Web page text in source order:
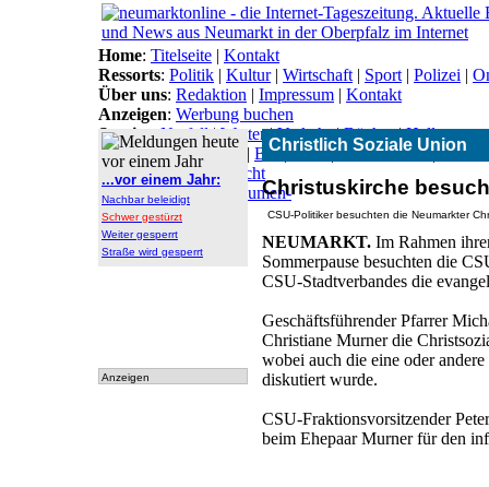
Christlich Soziale Union
Christuskirche
CSU-Politiker besuchten die Neumarkter
NEUMARKT. Im Rahmen
Sommerpause besuchten die
CSU-Stadtverbandes die
Geschäftsführender Pfarrer
Christiane Murner die
wobei auch die eine oder
diskutiert wurde.
CSU-Fraktionsvorsitzender
beim Ehepaar Murner für den
...vor einem Jahr:
Nachbar beleidigt
Schwer gestürzt
Weiter gesperrt
Straße wird gesperrt
Anzeigen
Home: Titelseite | Kontakt
Ressorts: Politik | Kultur| Wirtschaft | Sport | Polizei |
Über uns: Redaktion | Impressum | Kontakt
Anzeigen: Werbung buchen
Service: Notfall | Wetter|Verkehr|Bücher|Hallo
Themen:Arbeitsamt | BN|CSU|Freie Wähler|
Lokal-Links:Übersicht
Archiv:Archiv|Dokumen-
tationen